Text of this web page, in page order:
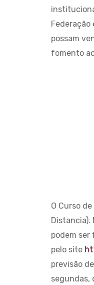
Federação
possam
fomento
O Curso
Distancia).
podem ser
pelo site
previsão
segundas,